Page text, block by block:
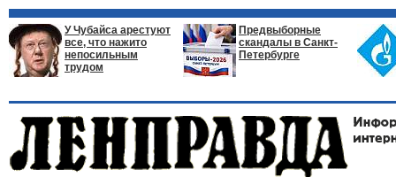
У Чубайса арестуют
все, что нажито
непосильным
трудом
Предвыборные
скандалы в Санкт-
Петербурге